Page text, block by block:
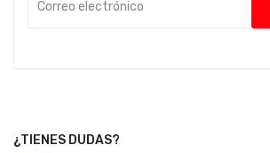
¿TIENES DUDAS?